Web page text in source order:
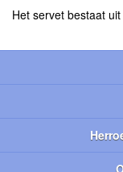
Het servet bestaat